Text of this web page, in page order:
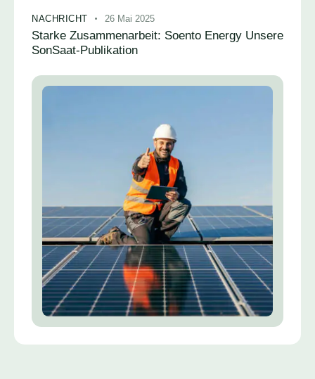
NACHRICHT 26 Mai 2025
Starke Zusammenarbeit: Soento Energy Unsere
SonSaat-Publikation